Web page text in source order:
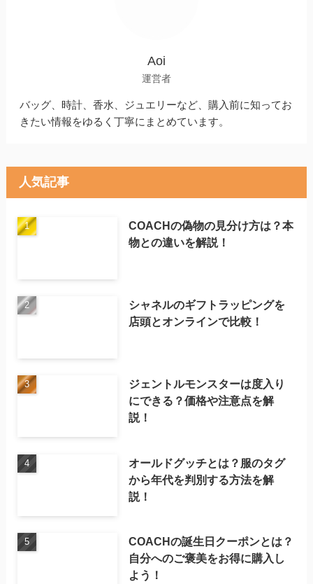
Aoi
運営者
バッグ、時計、香水、ジュエリーなど、購入前に知ってお
きたい情報をゆるく丁寧にまとめています。
人気記事
COACHの偽物の見分け方は？本
物との違いを解説！
シャネルのギフトラッピングを
店頭とオンラインで比較！
ジェントルモンスターは度入り
にできる？価格や注意点を解
説！
オールドグッチとは？服のタグ
から年代を判別する方法を解
説！
COACHの誕生日クーポンとは？
自分へのご褒美をお得に購入し
よう！